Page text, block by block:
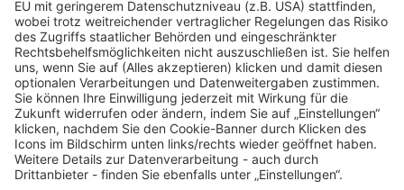
Kontaktformular
Rechtliches